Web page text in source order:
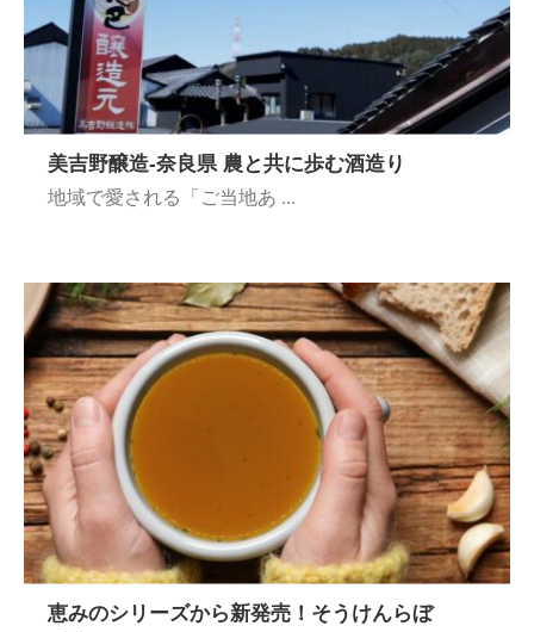
美吉野醸造-奈良県 農と共に歩む酒造り
地域で愛される「ご当地あ ...
恵みのシリーズから新発売！そうけんらぼ